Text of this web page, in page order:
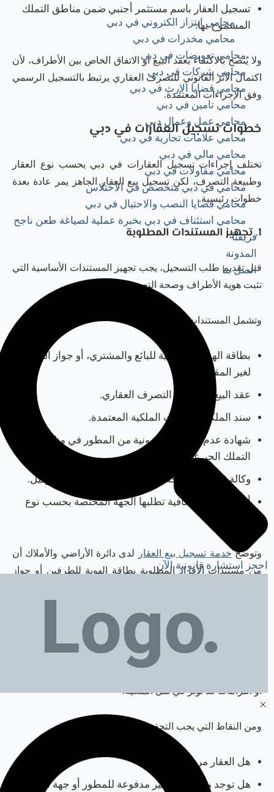
محامي ابتزاز الكتروني في دبي
محامي مخدرات في دبي
محامي تعويضات في دبي
محامي شركات في دبي
محامي قضايا الإرث في دبي
محامي تامين في دبي
محامي عمل وعمال دبي
محامي علامات تجارية في دبي
محامي مالي في دبي
محامي مقاولات في دبي
محامي في دبي متخصص في الاختلاس
محامي قضايا النصب والاحتيال في دبي
محامي استئناف في دبي بخبرة عملية لصياغة طعن ناجح
فريقنا
المدونة
اتصل بنا
احجز استشارة قانونية الآن
تسجيل العقار باسم مستثمر أجنبي ضمن مناطق التملك
المسموح بها.
ولا يُنصح بالاكتفاء بعقد البيع أو الاتفاق الخاص بين الأطراف، لأن
اكتمال الأثر القانوني للتصرف العقاري يرتبط بالتسجيل الرسمي
وفق الإجراءات المعتمدة.
خطوات تسجيل العقارات في دبي
تختلف إجراءات تسجيل العقارات في دبي بحسب نوع العقار
وطبيعة التصرف، لكن تسجيل بيع العقار الجاهز يمر عادة بعدة
خطوات رئيسية.
1. تجهيز المستندات المطلوبة
قبل تقديم طلب التسجيل، يجب تجهيز المستندات الأساسية التي
تثبت هوية الأطراف وصحة التصرف العقاري.
وتشمل المستندات غالبًا:
بطاقة الهوية الإماراتية للبائع والمشتري، أو جواز السفر
لغير المقيمين.
عقد البيع أو مستند التصرف العقاري.
سند الملكية أو بيانات الملكية المعتمدة.
شهادة عدم ممانعة إلكترونية من المطور في مناطق
التملك الحر عند الحاجة.
وكالة قانونية صحيحة إذا كان أحد الأطراف يمثله وكيل.
أي مستندات إضافية تطلبها الجهة المختصة بحسب نوع
وتوضحخدمة تسجيل بيع العقار
لدى دائرة الأراضي والأملاك أن
من مستندات الأفراد المطلوبة بطاقة الهوية للطرفين أو جواز
أو التزامات قد تؤثر في نقل الملكية.
ومن النقاط التي يجب التحقق منها:
هل العقار مرهون؟
هل توجد مستحقات غير مدفوعة للمطور أو جهة الإدارة؟